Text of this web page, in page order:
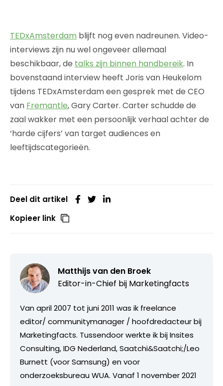
TEDxAmsterdam blijft nog even nadreunen. Video-
interviews zijn nu wel ongeveer allemaal
beschikbaar, de talks zijn binnen handbereik. In
bovenstaand interview heeft Joris van Heukelom
tijdens TEDxAmsterdam een gesprek met de CEO
van Fremantle, Gary Carter. Carter schudde de
zaal wakker met een persoonlijk verhaal achter de
‘harde cijfers’ van target audiences en
leeftijdscategorieën.
Deel dit artikel
Kopieer link
Matthijs van den Broek
Editor-in-Chief bij Marketingfacts
Van april 2007 tot juni 2011 was ik freelance
editor/ communitymanager / hoofdredacteur bij
Marketingfacts. Tussendoor werkte ik bij Insites
Consulting, IDG Nederland, Saatchi&Saatchi;/Leo
Burnett (voor Samsung) en voor
onderzoeksbureau WUA. Vanaf 1 november 2021